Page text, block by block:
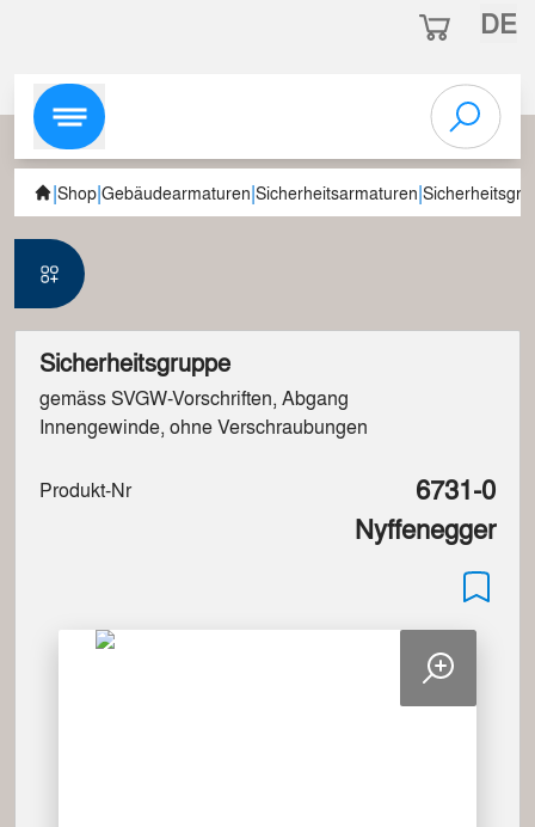
DE
|Shop|Gebäudearmaturen|Sicherheitsarmaturen|
Sicherheitsgruppe
gemäss SVGW-Vorschriften, Abgang
Innengewinde, ohne Verschraubungen
Produkt-Nr
6731-0
Nyffenegger